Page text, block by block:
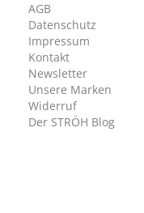
AGB
Datenschutz
Impressum
Kontakt
Newsletter
Unsere Marken
Widerruf
Der STRÖH Blog